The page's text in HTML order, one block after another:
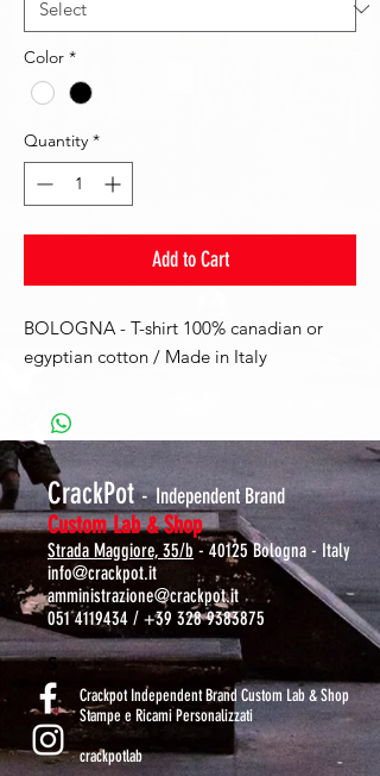
Color *
Quantity *
Add to Cart
BOLOGNA - T-shirt 100% canadian or
egyptian cotton / Made in Italy
CrackPot- Independent Brand
Custom Lab & Shop
Strada Maggiore, 35/b- 40125 Bologna - Italy
info@crackpot.it
amministrazione@crackpot.it
051 4119434 / +39 328 9383875
S
Crackpot Independent Brand Custom Lab & Shop
Stampe e Ricami Personalizzati
crackpotlab